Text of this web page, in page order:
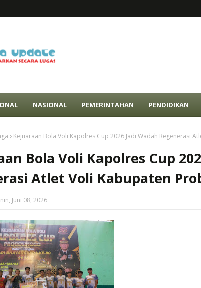
NASIONAL PEMERINTAHAN PENDIDIKAN
Kejuaraan Bola Voli Kapolres Cup 2026 Jadi Wadah Regenerasi
Bola Voli Kapolres Cup
Atlet Voli Kabupaten
Juni 08, 2026